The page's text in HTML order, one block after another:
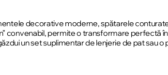
decorative moderne, spătarele
convenabil, permite o transformare perfectă
un set suplimentar de lenjerie de pat sau o